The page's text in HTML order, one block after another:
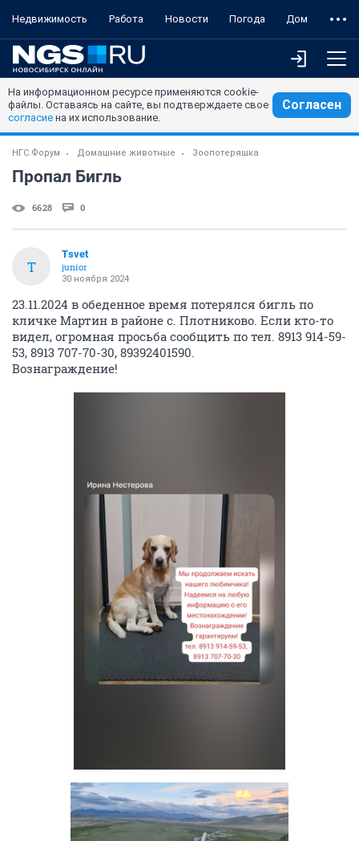
Недвижимость Работа Новости Погода Дом
На информационном ресурсе применяются cookie-
файлы. Оставаясь на сайте, вы подтверждаете свое
согласие на их использование.
Согласен
НГС.Форум Домашние животные Зоопотеряшка
Пропал Бигль
6628 0
T
Tsvet
junior
30 ноября 2024
23.11.2024 в обеденное время потерялся бигль по
кличке Мартин в районе с. Плотниково. Если кто-то
видел, огромная просьба сообщить по тел. 8913 914-59-
53, 8913 707-70-30, 89392401590.
Вознаграждение!